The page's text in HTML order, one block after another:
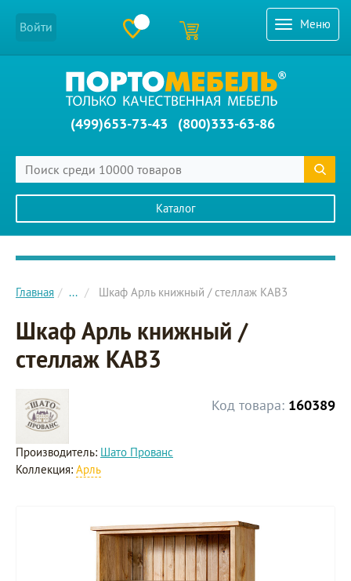
Меню
Войти
(499)653-73-43 (800)333-63-86
Каталог
Главное меню сайта
Главная ... Шкаф Арль книжный / стеллаж KAB3
Шкаф Арль книжный /
стеллаж KAB3
Код товара: 160389
Производитель: Шато Прованс
Коллекция: Арль